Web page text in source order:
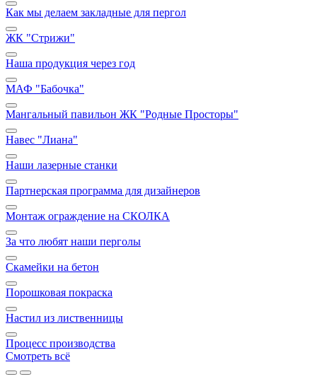
Как мы делаем закладные для пергол
ЖК "Стрижи"
Наша продукция через год
МАФ "Бабочка"
Мангальный павильон ЖК "Родные Просторы"
Навес "Лиана"
Наши лазерные станки
Партнерская программа для дизайнеров
Монтаж ограждение на СКОЛКА
За что любят наши перголы
Скамейки на бетон
Порошковая покраска
Настил из лиственницы
Процесс производства
Смотреть всё